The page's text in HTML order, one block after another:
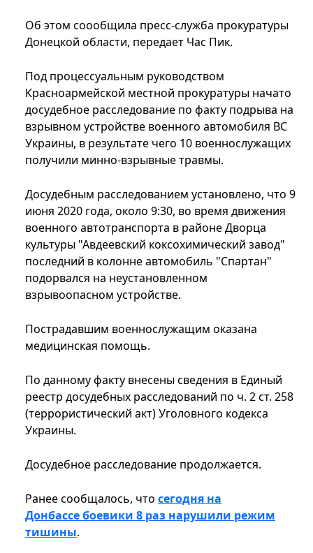
Об этом соообщила пресс-служба прокуратуры
Донецкой области, передает Час Пик.
Под процессуальным руководством
Красноармейской местной прокуратуры начато
досудебное расследование по факту подрыва на
взрывном устройстве военного автомобиля ВС
Украины, в результате чего 10 военнослужащих
получили минно-взрывные травмы.
Досудебным расследованием установлено, что 9
июня 2020 года, около 9:30, во время движения
военного автотранспорта в районе Дворца
культуры "Авдеевский коксохимический завод"
последний в колонне автомобиль "Спартан"
подорвался на неустановленном
взрывоопасном устройстве.
Пострадавшим военнослужащим оказана
медицинская помощь.
По данному факту внесены сведения в Единый
реестр досудебных расследований по ч. 2 ст. 258
(террористический акт) Уголовного кодекса
Украины.
Досудебное расследование продолжается.
Ранее сообщалось, что сегодня на
Донбассе боевики 8 раз нарушили режим
тишины.